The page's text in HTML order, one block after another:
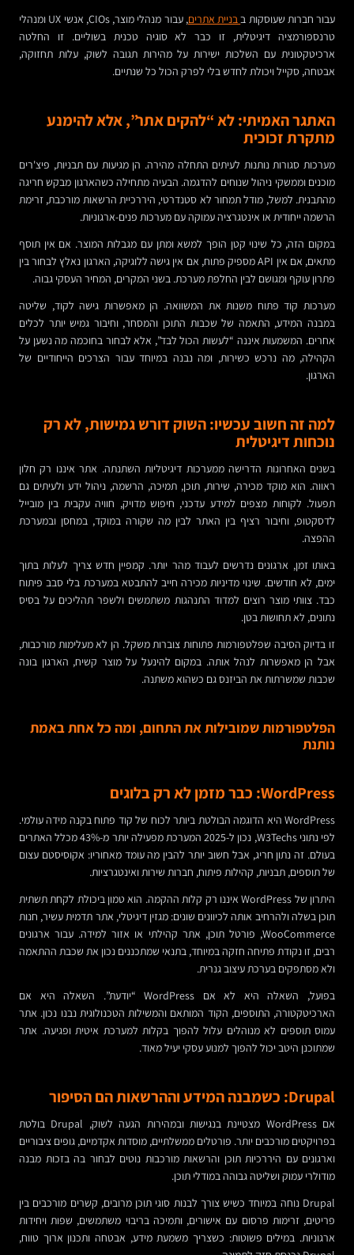
עבור חברות שעוסקות בבניית אתרים
, עבור מנהלי מוצר, CIOs, אנשי UX ומנהלי
טרנספורמציה דיגיטלית, זו כבר לא סוגיה טכנית בשוליים. זו החלטה
ארכיטקטונית עם השלכות ישירות על מהירות תגובה לשוק, עלות תחזוקה,
אבטחה, סקייל ויכולת לחדש בלי לפרק הכול כל שנתיים.
האתגר האמיתי: לא “להקים אתר”, אלא להימנע
מתקרת זכוכית
מערכות סגורות נותנות לעיתים התחלה מהירה. הן מגיעות עם תבניות, פיצ'רים
מוכנים וממשקי ניהול שנוחים להדגמה. הבעיה מתחילה כשהארגון מבקש חריגה
מהתבנית. למשל, מודל תמחור לא סטנדרטי, היררכיית הרשאות מורכבת, זרימת
הרשמה ייחודית או אינטגרציה עמוקה עם מערכות פנים-ארגוניות.
במקום הזה, כל שינוי קטן הופך למשא ומתן עם מגבלות המוצר. אם אין תוסף
מתאים, אם אין API מספיק פתוח, אם אין גישה ללוגיקה, הארגון נאלץ לבחור בין
פתרון עוקף ומגושם לבין החלפת מערכת. בשני המקרים, המחיר העסקי גבוה.
מערכות קוד פתוח משנות את המשוואה. הן מאפשרות גישה לקוד, שליטה
במבנה המידע, התאמה של שכבות התוכן והמסחר, וחיבור גמיש יותר לכלים
אחרים. המשמעות איננה “לעשות הכול לבד”, אלא לבחור בחוכמה מה נשען על
הקהילה, מה נרכש כשירות, ומה נבנה במיוחד עבור הצרכים הייחודיים של
הארגון.
למה זה חשוב עכשיו: השוק דורש גמישות, לא רק
נוכחות דיגיטלית
בשנים האחרונות הדרישה ממערכות דיגיטליות השתנתה. אתר איננו רק חלון
ראווה. הוא מוקד מכירה, שירות, תוכן, תמיכה, הרשמה, ניהול ידע ולעיתים גם
תפעול. לקוחות מצפים למידע עדכני, חיפוש מדויק, חוויה עקבית בין מובייל
לדסקטופ, וחיבור רציף בין האתר לבין מה שקורה במוקד, במחסן ובמערכת
ההפצה.
באותו זמן, ארגונים נדרשים לעבוד מהר יותר. קמפיין חדש צריך לעלות בתוך
ימים, לא חודשים. שינוי מדיניות מכירה חייב להתבטא במערכת בלי סבב פיתוח
כבד. צוותי מוצר רוצים למדוד התנהגות משתמשים ולשפר תהליכים על בסיס
נתונים, לא תחושות בטן.
זו בדיוק הסיבה שפלטפורמות פתוחות צוברות משקל. הן לא מעלימות מורכבות,
אבל הן מאפשרות לנהל אותה. במקום להינעל על מוצר קשיח, הארגון בונה
שכבות שמשרתות את הביזנס גם כשהוא משתנה.
הפלטפורמות שמובילות את התחום, ומה כל אחת באמת
נותנת
WordPress: כבר מזמן לא רק בלוגים
WordPress היא הדוגמה הבולטת ביותר לכוח של קוד פתוח בקנה מידה עולמי.
לפי נתוני W3Techs, נכון ל-2025 המערכת מפעילה יותר מ-43% מכלל האתרים
בעולם. זה נתון חריג, אבל חשוב יותר להבין מה עומד מאחוריו: אקוסיסטם עצום
של תוספים, תבניות, קהילות פיתוח, חברות שירות ואינטגרציות.
היתרון של WordPress איננו רק קלות ההקמה. הוא טמון ביכולת לקחת תשתית
תוכן בשלה ולהרחיב אותה לכיוונים שונים: מגזין דיגיטלי, אתר תדמית עשיר, חנות
WooCommerce, פורטל תוכן, אתר קהילתי או אזור למידה. עבור ארגונים
רבים, זו נקודת פתיחה חזקה במיוחד, בתנאי שמתכננים נכון את שכבת ההתאמה
ולא מסתפקים בערכת עיצוב גנרית.
בפועל, השאלה היא לא אם WordPress “יודעת”. השאלה היא אם
הארכיטקטורה, התוספים, הקוד המותאם והמשילות הטכנולוגית נבנו נכון. אתר
עמוס תוספים לא מנוהלים עלול להפוך בקלות למערכת איטית ופגיעה. אתר
שמתוכנן היטב יכול להפוך למנוע עסקי יעיל מאוד.
Drupal: כשמבנה המידע וההרשאות הם הסיפור
אם WordPress מצטיינת בנגישות ובמהירות הגעה לשוק, Drupal בולטת
בפרויקטים מורכבים יותר. פורטלים ממשלתיים, מוסדות אקדמיים, גופים ציבוריים
וארגונים עם היררכיות תוכן והרשאות מורכבות נוטים לבחור בה בזכות מבנה
מודולרי עמוק ושליטה גבוהה במודלי תוכן.
Drupal נוחה במיוחד כשיש צורך לבנות סוגי תוכן מרובים, קשרים מורכבים בין
פריטים, זרימות פרסום עם אישורים, ותמיכה בריבוי משתמשים, שפות ויחידות
ארגוניות. במילים פשוטות: כשצריך משמעת מידע, אבטחה ותכנון ארוך טווח,